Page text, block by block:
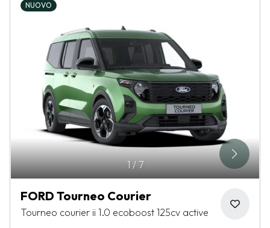
1/7
NUOVO
FORD Tourneo Courier
Tourneo courier ii 1.0 ecoboost 125cv active